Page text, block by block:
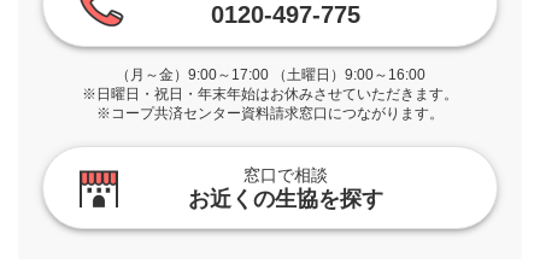
0120-497-775
（月～金）9:00～17:00 （土曜日）9:00～16:00
※日曜日・祝日・年末年始はお休みさせていただきます。
※コープ共済センター資料請求窓口につながります。
窓口で相談
お近くの生協を探す